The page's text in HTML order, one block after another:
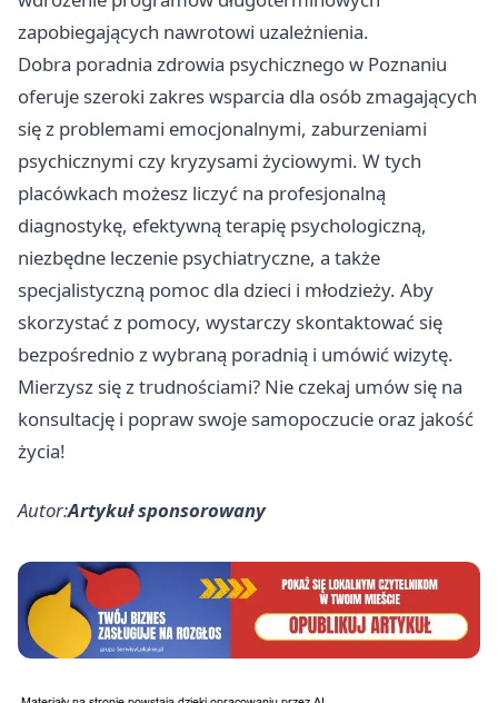
zapobiegających nawrotowi uzależnienia.
Dobra poradnia zdrowia psychicznego w Poznaniu
oferuje szeroki zakres wsparcia dla osób zmagających
się z problemami emocjonalnymi, zaburzeniami
psychicznymi czy kryzysami życiowymi. W tych
placówkach możesz liczyć na profesjonalną
diagnostykę, efektywną terapię psychologiczną,
niezbędne leczenie psychiatryczne, a także
specjalistyczną pomoc dla dzieci i młodzieży. Aby
skorzystać z pomocy, wystarczy skontaktować się
bezpośrednio z wybraną poradnią i umówić wizytę.
Mierzysz się z trudnościami? Nie czekaj umów się na
konsultację i popraw swoje samopoczucie oraz jakość
życia!
Autor:Artykuł sponsorowany